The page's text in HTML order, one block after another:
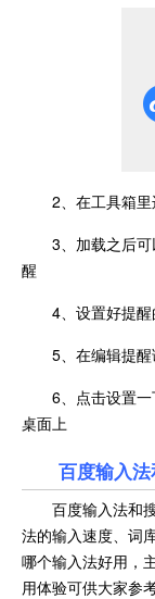
2、在工具箱
3、加载之后
醒
4、设置好提
5、在编辑提
6、点击设置
桌面上
百度输入
百度输入法和
法的输入速度、词
哪个输入法好用，
用体验可供大家参